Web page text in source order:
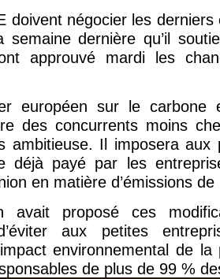
doivent négocier les
dernière qu’il
approuvé mardi les
européen sur le carbone
des concurrents moins
ambitieuse. Il imposera
déjà payé par les
en matière d’émissions
avait proposé ces
aux petites
environnemental de
de plus de 99 %